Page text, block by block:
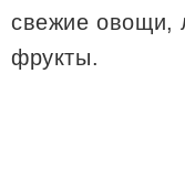
свежие овощи,
фрукты.